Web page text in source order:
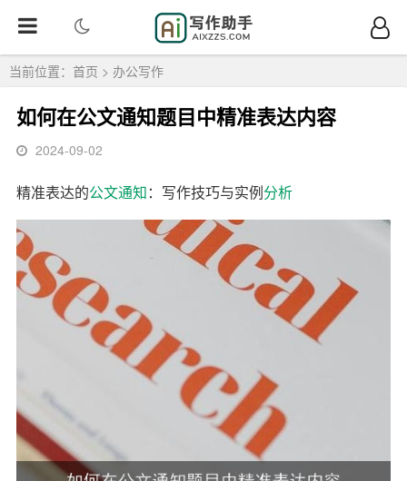
当前位置： 首页 > 办公写作
如何在公文通知题目中精准表达内容
2024-09-02
精准表达的公文通知：写作技巧与实例分析